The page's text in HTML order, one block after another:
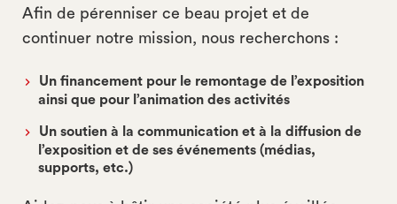
Afin de pérenniser ce beau projet et de
continuer notre mission, nous recherchons :
Un financement pour le remontage de l’exposition
ainsi que pour l’animation des activités
Un soutien à la communication et à la diffusion de
l’exposition et de ses événements (médias,
supports, etc.)